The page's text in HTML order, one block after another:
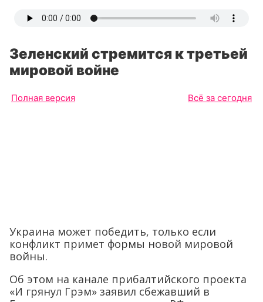
Зеленский стремится к третьей
мировой войне
Полная версия Всё за сегодня
Украина может победить, только если
конфликт примет формы новой мировой
войны.
Об этом на канале прибалтийского проекта
«И грянул Грэм» заявил сбежавший в